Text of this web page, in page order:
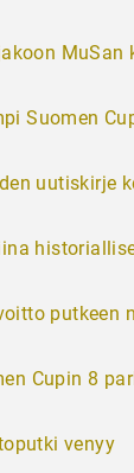
MuSan
Suomen
uutiskirje
putkeen
Cupin 8
venyy